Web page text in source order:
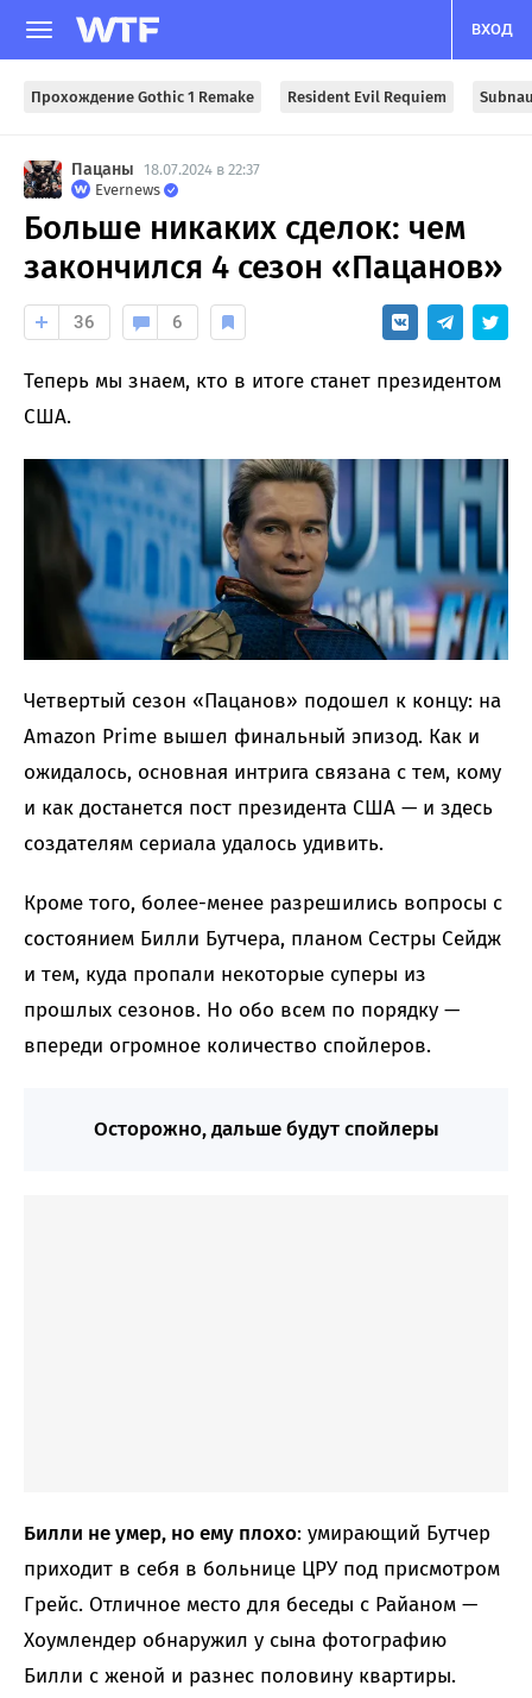
ВХОД
Прохождение Gothic 1 Remake Resident Evil Requiem
Пацаны
18.07.2024 в 22:37
Evernews
Больше никаких сделок: чем
закончился 4 сезон «Пацанов»
36 6
Теперь мы знаем, кто в итоге станет президентом
США.
Четвертый сезон «Пацанов» подошел к концу: на
Amazon Prime вышел финальный эпизод. Как и
ожидалось, основная интрига связана с тем, кому
и как достанется пост президента США — и здесь
создателям сериала удалось удивить.
Кроме того, более-менее разрешились вопросы с
состоянием Билли Бутчера, планом Сестры Сейдж
и тем, куда пропали некоторые суперы из
прошлых сезонов. Но обо всем по порядку —
впереди огромное количество спойлеров.
Осторожно, дальше будут спойлеры
Билли не умер, но ему плохо: умирающий Бутчер
приходит в себя в больнице ЦРУ под присмотром
Грейс. Отличное место для беседы с Райаном —
Хоумлендер обнаружил у сына фотографию
Билли с женой и разнес половину квартиры.